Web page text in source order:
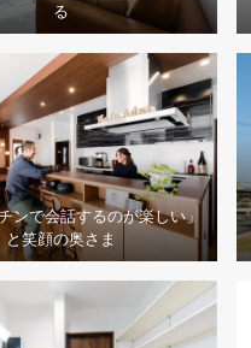
る
ンで会話するのが楽しい」
と笑顔の奥さま